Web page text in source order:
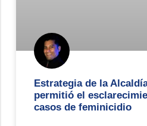
Estrategia de la
permitió el
casos de feminicidio